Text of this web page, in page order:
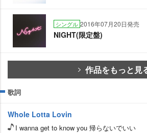
シングル 2016年07月20日発売
NIGHT(限定盤)
作品をもっと見
歌詞
Whole Lotta Lovin
I wanna get to know you 帰らないでいい